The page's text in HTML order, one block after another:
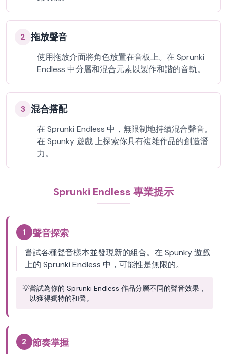
2 拖放聲音
使用拖放介面將角色放置在音板上。在 Sprunki
Endless 中分層和混合元素以製作和諧的音軌。
3 混合搭配
在 Sprunki Endless 中，無限制地持續混合聲音。
在 Spunky 遊戲 上探索你具有複雜作品的創造潛
力。
Sprunki Endless 專業提示
1 聲音探索
嘗試各種聲音樣本並發現新的組合。在 Spunky 遊戲
上的 Sprunki Endless 中，可能性是無限的。
💡嘗試為你的 Sprunki Endless 作品分層不同的聲音效果，
以獲得獨特的和聲。
2 節奏掌握